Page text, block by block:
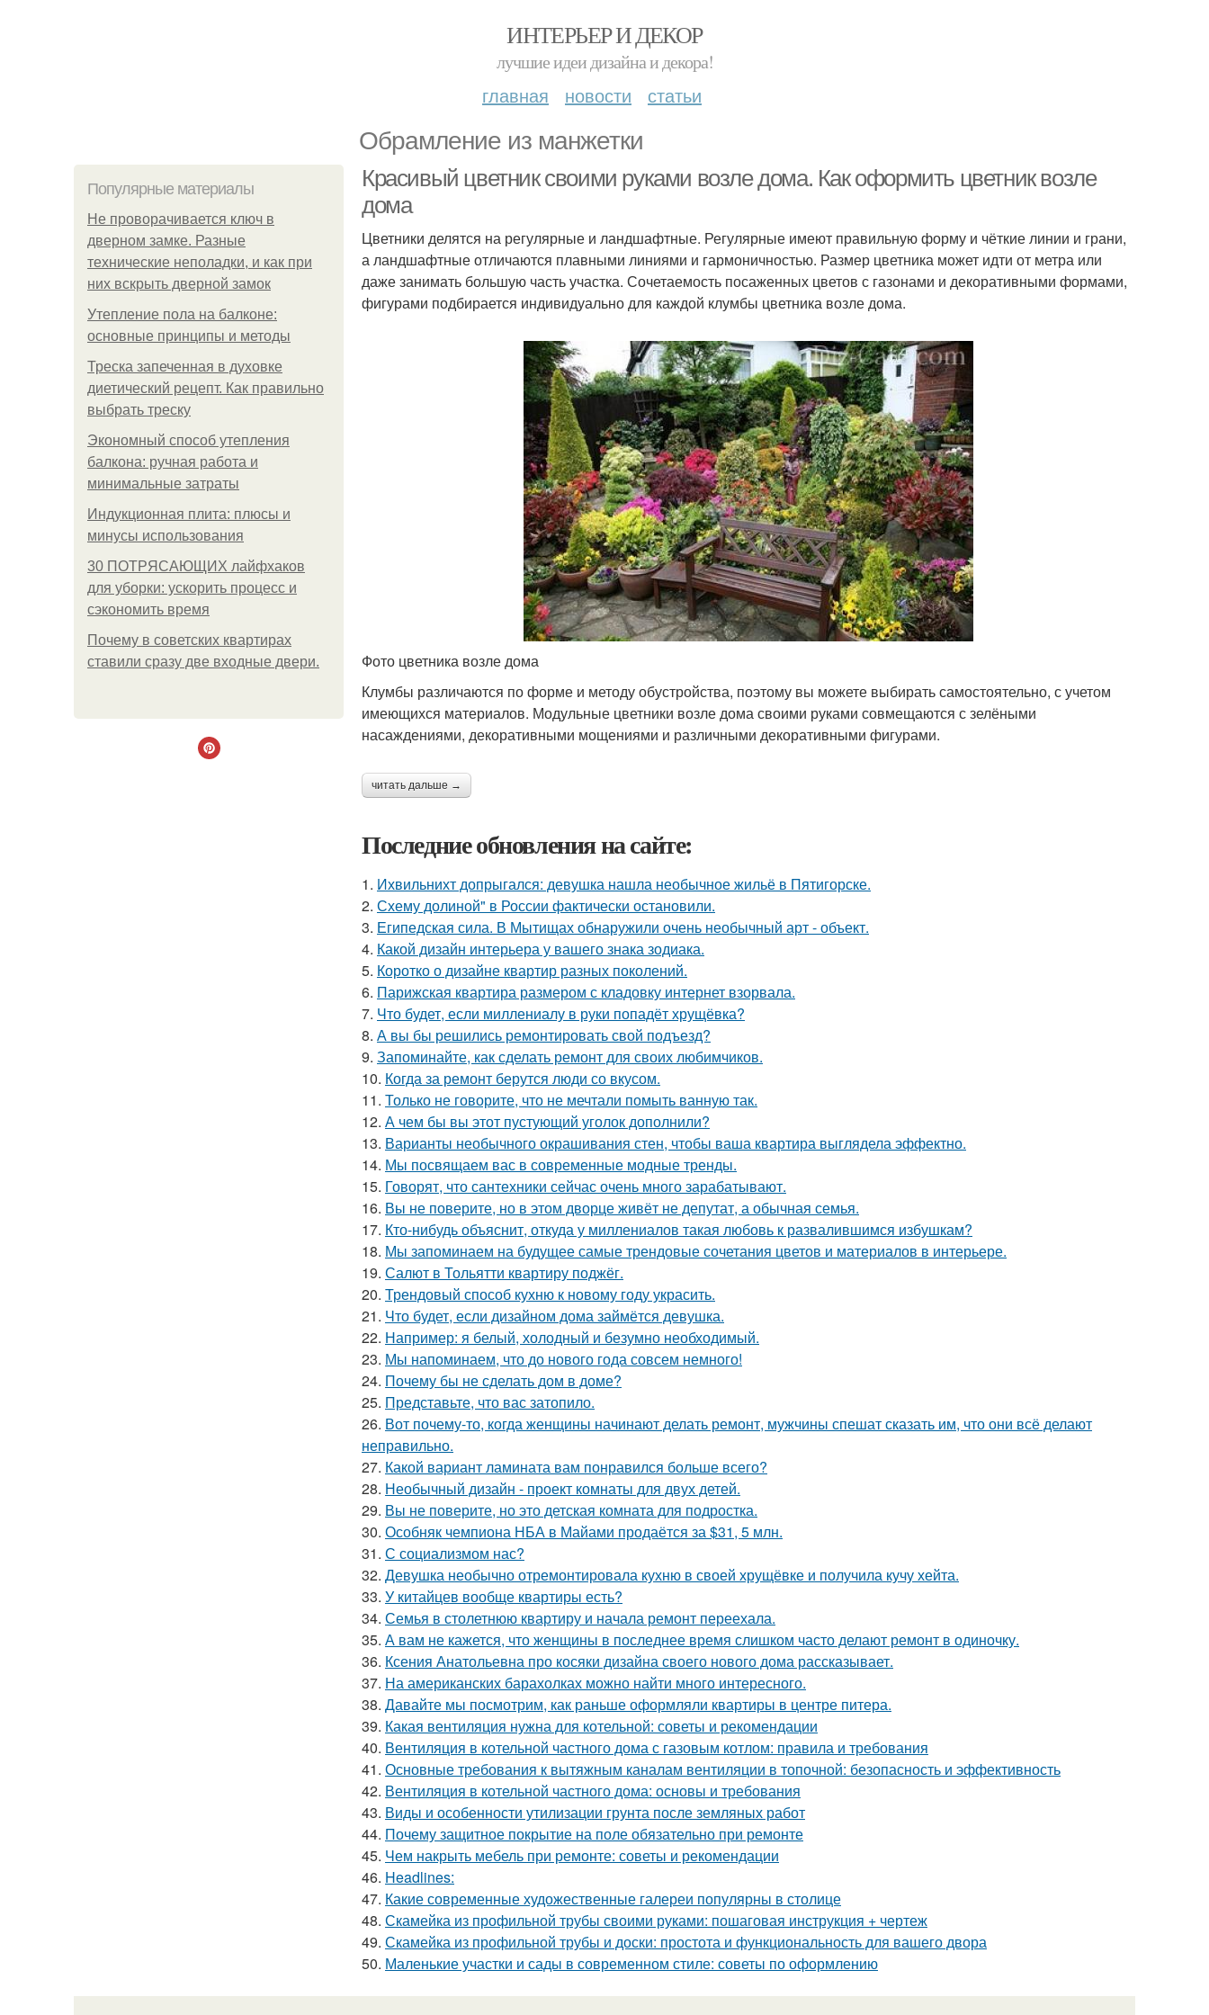
ИНТЕРЬЕР И ДЕКОР
лучшие идеи дизайна и декора!
главная новости статьи
Обрамление из манжетки
Популярные материалы
Не проворачивается ключ в
дверном замке. Разные
технические неполадки, и как при
них вскрыть дверной замок
Утепление пола на балконе:
основные принципы и методы
Треска запеченная в духовке
диетический рецепт. Как правильно
выбрать треску
Экономный способ утепления
балкона: ручная работа и
минимальные затраты
Индукционная плита: плюсы и
минусы использования
30 ПОТРЯСАЮЩИХ лайфхаков
для уборки: ускорить процесс и
сэкономить время
Почему в советских квартирах
ставили сразу две входные двери.
Красивый цветник своими руками возле дома. Как оформить цветник возле
дома
Цветники делятся на регулярные и ландшафтные. Регулярные имеют правильную форму и чёткие линии и грани,
а ландшафтные отличаются плавными линиями и гармоничностью. Размер цветника может идти от метра или
даже занимать большую часть участка. Сочетаемость посаженных цветов с газонами и декоративными формами,
фигурами подбирается индивидуально для каждой клумбы цветника возле дома.
Фото цветника возле дома
Клумбы различаются по форме и методу обустройства, поэтому вы можете выбирать самостоятельно, с учетом
имеющихся материалов. Модульные цветники возле дома своими руками совмещаются с зелёными
насаждениями, декоративными мощениями и различными декоративными фигурами.
читать дальше →
Последние обновления на сайте:
1. Ихвильнихт допрыгался: девушка нашла необычное жильё в Пятигорске.
2. Схему долиной" в России фактически остановили.
3. Египедская сила. В Мытищах обнаружили очень необычный арт - объект.
4. Какой дизайн интерьера у вашего знака зодиака.
5. Коротко о дизайне квартир разных поколений.
6. Парижская квартира размером с кладовку интернет взорвала.
7. Что будет, если миллениалу в руки попадёт хрущёвка?
8. А вы бы решились ремонтировать свой подъезд?
9. Запоминайте, как сделать ремонт для своих любимчиков.
10. Когда за ремонт берутся люди со вкусом.
11. Только не говорите, что не мечтали помыть ванную так.
12. А чем бы вы этот пустующий уголок дополнили?
13. Варианты необычного окрашивания стен, чтобы ваша квартира выглядела эффектно.
14. Мы посвящаем вас в современные модные тренды.
15. Говорят, что сантехники сейчас очень много зарабатывают.
16. Вы не поверите, но в этом дворце живёт не депутат, а обычная семья.
17. Кто-нибудь объяснит, откуда у миллениалов такая любовь к развалившимся избушкам?
18. Мы запоминаем на будущее самые трендовые сочетания цветов и материалов в интерьере.
19. Салют в Тольятти квартиру поджёг.
20. Трендовый способ кухню к новому году украсить.
21. Что будет, если дизайном дома займётся девушка.
22. Например: я белый, холодный и безумно необходимый.
23. Мы напоминаем, что до нового года совсем немного!
24. Почему бы не сделать дом в доме?
25. Представьте, что вас затопило.
26. Вот почему-то, когда женщины начинают делать ремонт, мужчины спешат сказать им, что они всё делают
неправильно.
27. Какой вариант ламината вам понравился больше всего?
28. Необычный дизайн - проект комнаты для двух детей.
29. Вы не поверите, но это детская комната для подростка.
30. Особняк чемпиона НБА в Майами продаётся за $31, 5 млн.
31. С социализмом нас?
32. Девушка необычно отремонтировала кухню в своей хрущёвке и получила кучу хейта.
33. У китайцев вообще квартиры есть?
34. Семья в столетнюю квартиру и начала ремонт переехала.
35. А вам не кажется, что женщины в последнее время слишком часто делают ремонт в одиночку.
36. Ксения Анатольевна про косяки дизайна своего нового дома рассказывает.
37. На американских барахолках можно найти много интересного.
38. Давайте мы посмотрим, как раньше оформляли квартиры в центре питера.
39. Какая вентиляция нужна для котельной: советы и рекомендации
40. Вентиляция в котельной частного дома с газовым котлом: правила и требования
41. Основные требования к вытяжным каналам вентиляции в топочной: безопасность и эффективность
42. Вентиляция в котельной частного дома: основы и требования
43. Виды и особенности утилизации грунта после земляных работ
44. Почему защитное покрытие на поле обязательно при ремонте
45. Чем накрыть мебель при ремонте: советы и рекомендации
46. Headlines:
47. Какие современные художественные галереи популярны в столице
48. Скамейка из профильной трубы своими руками: пошаговая инструкция + чертеж
49. Скамейка из профильной трубы и доски: простота и функциональность для вашего двора
50. Маленькие участки и сады в современном стиле: советы по оформлению